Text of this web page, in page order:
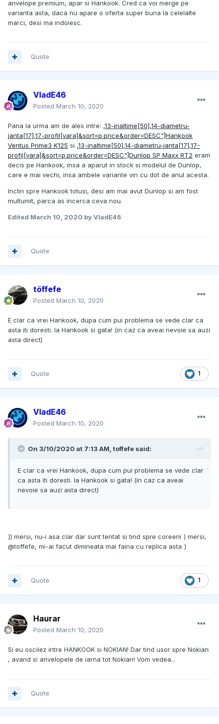
anvelope premium, apar si Hankook. Cred ca voi merge pe
varianta asta, daca nu apare o oferta super buna la celelalte
marci, desi ma indoiesc.
Quote
VladE46
Posted March 10, 2020
Pana la urma am de ales intre: ,13-inaltime[50],14-diametru-
janta[17],17-profil[vara]&sort=p.price&order=DESC"]Hankook
Ventus Prime3 K125 si ,13-inaltime[50],14-diametru-janta[17],17-
profil[vara]&sort=p.price&order=DESC"]Dunlop SP Maxx RT2 eram
decis pe Hankook, insa a aparut in stock si modelul de Dunlop,
care e mai vechi, insa ambele variante vin cu dot de anul acesta.
Inclin spre Hankook totusi, desi am mai avut Dunlop si am fost
multumit, parca as incerca ceva nou.
Edited March 10, 2020 by VladE46
Quote
töffefe
Posted March 10, 2020
E clar ca vrei Hankook, dupa cum pui problema se vede clar ca
asta iti doresti. Ia Hankook si gata! (in caz ca aveai nevoie sa auzi
asta direct)
1
Quote
VladE46
Posted March 10, 2020
On 3/10/2020 at 7:13 AM, toffefe said:
E clar ca vrei Hankook, dupa cum pui problema se vede clar
ca asta iti doresti. Ia Hankook si gata! (in caz ca aveai
nevoie sa auzi asta direct)
)) mersi, nu-i asa clar dar sunt tentat si tind spre coreeni ) mersi,
@toffefe, mi-ai facut dimineata mai faina cu replica asta )
1
Quote
Haurar
Posted March 10, 2020
Si eu oscilez intre HANKOOK si NOKIAN! Dar tind usor spre Nokian
, avand si anvelopele de iarna tot Nokian! Vom vedea...
Quote